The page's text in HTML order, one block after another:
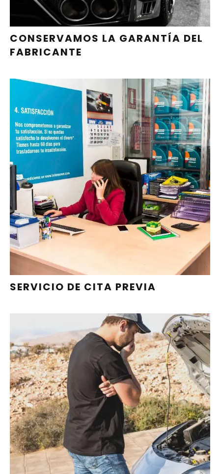
CONSERVAMOS LA GARANTÍA DEL
FABRICANTE
ESCRÍBENOS POR WHATSAPP O
LLÁMANOS PARA GARANTIZAR EL
HUECO PARA TU REPARACIÓN
PIDE CITA
SERVICIO DE CITA PREVIA
EL 90% DE NUESTRAS
OPERACIONES SE REALIZAN EN EL
MISMO DÍA DE LA CITA EN EL
TALLER
PIDE CITA